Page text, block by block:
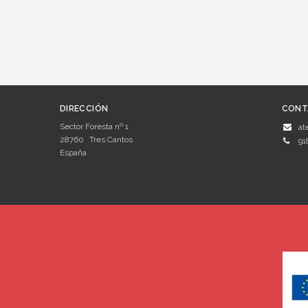
DIRECCIÓN
Sector Foresta nº 1
28760
Tres Cantos
España